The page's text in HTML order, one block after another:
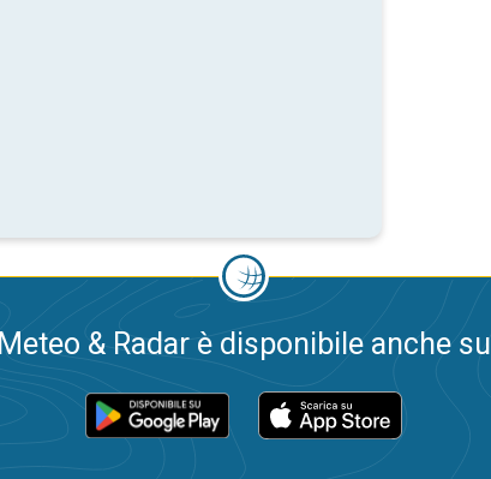
Meteo & Radar è disponibile anche su